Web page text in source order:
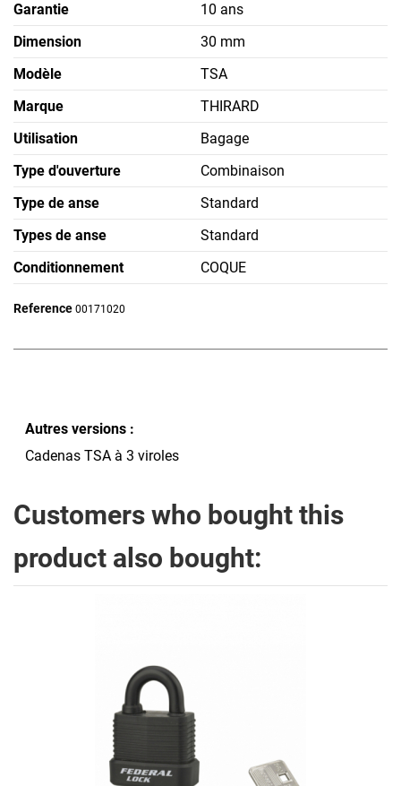
Garantie
10 ans
Dimension
30 mm
Modèle
TSA
Marque
THIRARD
Utilisation
Bagage
Type d'ouverture
Combinaison
Type de anse
Standard
Types de anse
Standard
Conditionnement
COQUE
Reference 00171020
Autres versions :
Cadenas TSA à 3 viroles
Customers who bought this
product also bought: